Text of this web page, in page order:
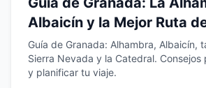
Albaicín y la Mejor Ruta
Gratis
Guía de Granada: Alhambra, Albaicín,
Sierra Nevada y la Catedral. Consejos
y planificar tu viaje.